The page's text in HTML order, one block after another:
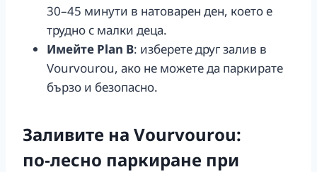
30–45 минути в натоварен ден, което е
трудно с малки деца.
Имейте Plan B: изберете друг залив в
Vourvourou, ако не можете да паркирате
бързо и безопасно.
Заливите на Vourvourou:
по‑лесно паркиране при